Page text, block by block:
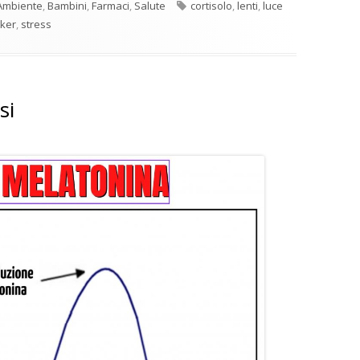
,Bambini,Farmaci, Salute Tag
cortisolo,lenti,luce
, stress